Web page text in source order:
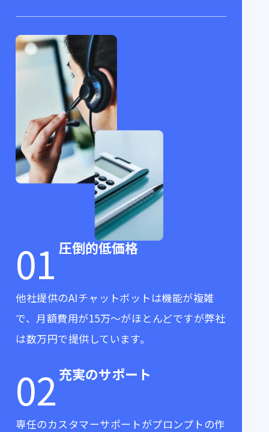
01 圧倒的低価格
他社提供のAIチャットボットは機能が複雑
で、月額費用が15万～がほとんどですが弊社
は数万円で提供しています。
02 充実のサポート
専任のカスタマーサポートがプロンプトの作